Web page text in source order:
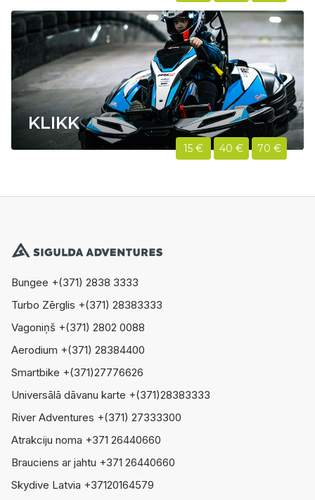
KLIKK
15 € 40 € 70 €
Bungee +(371) 2838 3333
Turbo Zērglis +(371) 28383333
Vagoniņš +(371) 2802 0088
Aerodium +(371) 28384400
Smartbike +(371)27776626
Universālā dāvanu karte +(371)28383333
River Adventures +(371) 27333300
Atrakciju noma +371 26440660
Brauciens ar jahtu +371 26440660
Skydive Latvia +37120164579